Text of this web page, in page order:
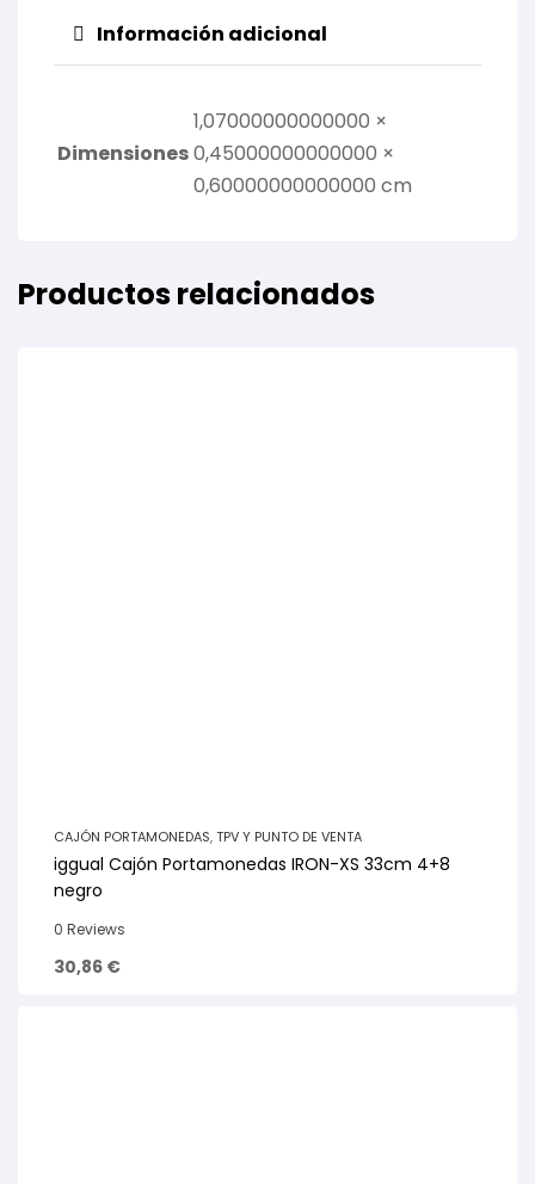
Información adicional
Dimensiones
1,07000000000000 ×
0,45000000000000 ×
0,60000000000000 cm
Productos relacionados
CAJÓN PORTAMONEDAS,TPV Y PUNTO DE VENTA
iggual Cajón Portamonedas IRON-XS 33cm 4+8
negro
0 Reviews
30,86 €